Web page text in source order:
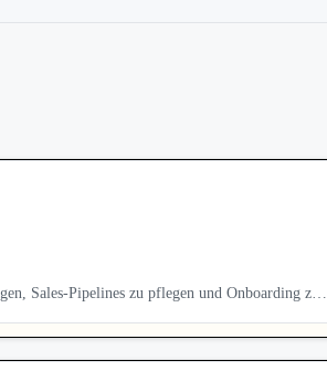
Sales-Pipelines zu pflegen und Onboarding z…